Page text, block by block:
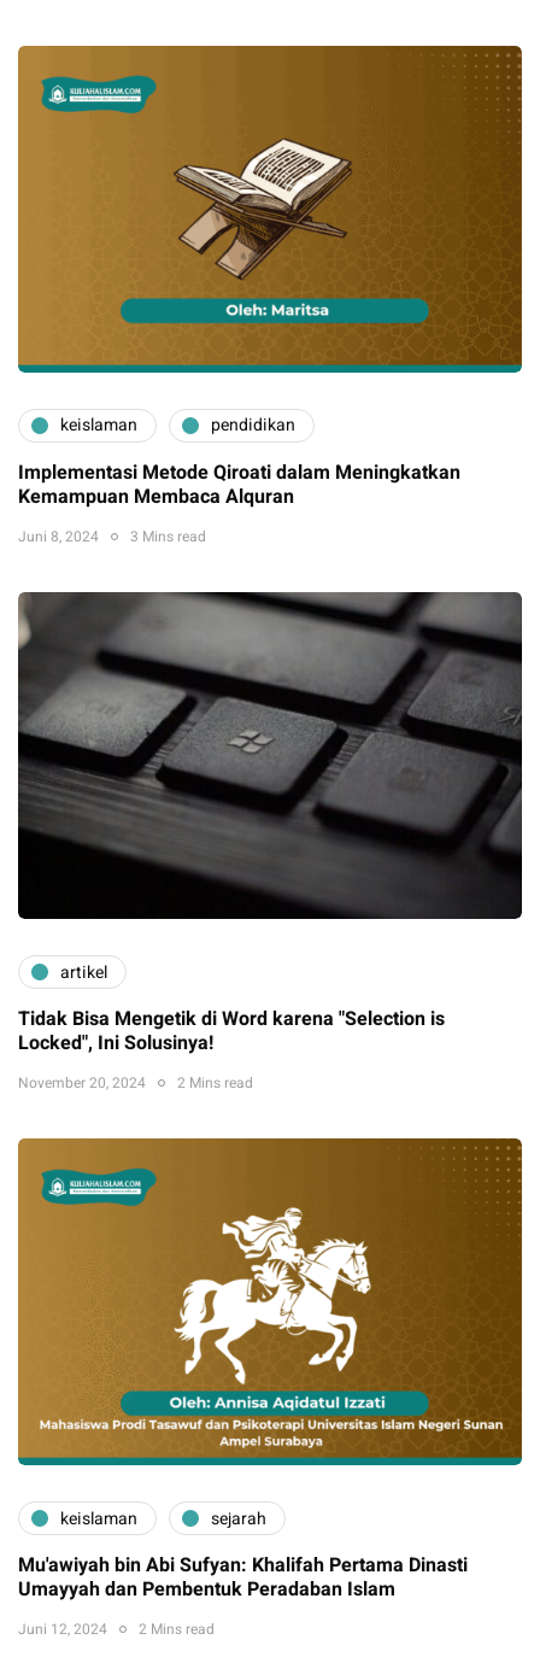
keislaman pendidikan
Implementasi Metode Qiroati dalam Meningkatkan
Kemampuan Membaca Alquran
Juni 8, 2024 3 Mins read
artikel
Tidak Bisa Mengetik di Word karena "Selection is
Locked", Ini Solusinya!
November 20, 2024 2 Mins read
keislaman sejarah
Mu'awiyah bin Abi Sufyan: Khalifah Pertama Dinasti
Umayyah dan Pembentuk Peradaban Islam
Juni 12, 2024 2 Mins read